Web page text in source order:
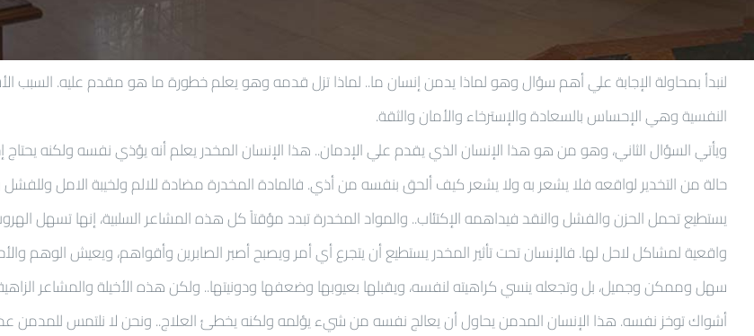
لنبدأ بمحاولة الإجابة علي أهم سؤال وهو لماذا يدمن إنسان ما.. لماذا تزل قدمه وهو يعلم خطورة ما هو مقدم عليه. السبب
النفسية وهي الإحساس بالسعادة والإسترخاء والأمان والثقة.
ويأتي السؤال الثاني، وهو من هو هذا الإنسان الذي يقدم علي الإدمان.. هذا الإنسان المخدر يعلم أنه يؤذي نفسه ولكنه
حالة من التخدير لواقعه فلا يشعر به ولا يشعر كيف ألحق بنفسه من أذي. فالمادة المخدرة مضادة للالم ولخيبة الامل وللفشل
يستطيع تحمل الحزن والفشل والنقد فيداهمه الإكتئاب.. والمواد المخدرة تبدد مؤقتاً كل هذه المشاعر السلبية، إنها تسهل
واقعية لمشاكل لاحل لها. فالإنسان تحت تأثير المخدر يستطيع أن يتجرع أي أمر ويصبح أصبر الصابرين وأقواهم، ويعيش الوهم
سهل وممكن وجميل، بل وتجعله ينسي كراهيته لنفسه، ويقبلها بعيوبها وضعفها ودونيتها.. ولكن هذه الأخيلة والمشاعر
أشواك توخز نفسه. هذا الإنسان المدمن يحاول أن يعالج نفسه من شيء يؤلمه ولكنه يخطئ العلاج.. ونحن لا نلتمس للمدمن